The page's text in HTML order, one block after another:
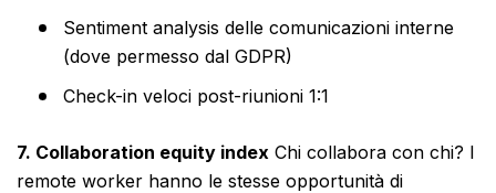
Sentiment analysis delle comunicazioni interne
(dove permesso dal GDPR)
Check-in veloci post-riunioni 1:1
7. Collaboration equity index Chi collabora con chi? I
remote worker hanno le stesse opportunità di